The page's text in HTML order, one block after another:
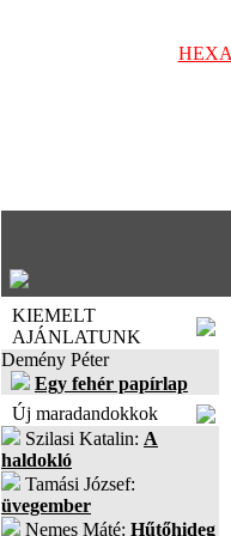
KIEMELT
AJÁNLATUNK
Demény Péter
Egy fehér papírlap
Új maradandokkok
Szilasi Katalin: A
haldokló
Tamási József:
üvegember
Nemes Máté: Hűtőhideg